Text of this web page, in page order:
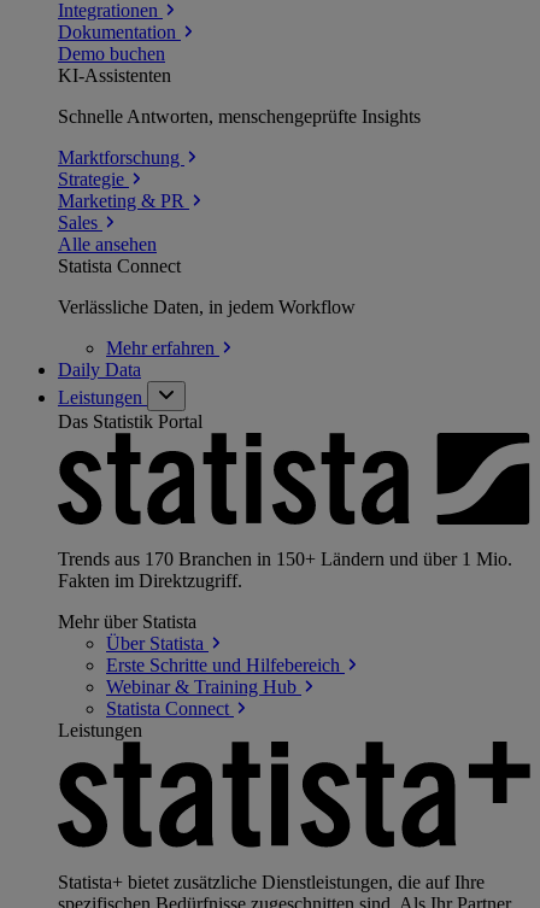
Integrationen
Dokumentation
Demo buchen
KI-Assistenten
Schnelle Antworten, menschengeprüfte Insights
Marktforschung
Strategie
Marketing & PR
Sales
Alle ansehen
Statista Connect
Verlässliche Daten, in jedem Workflow
Mehrerfahren
Daily Data
Leistungen
Das Statistik Portal
Trends aus 170 Branchen in 150+ Ländern und über 1 Mio.
Fakten im Direktzugriff.
Mehr über Statista
Über Statista
Erste Schritte und Hilfebereich
Webinar & Training Hub
Statista Connect
Leistungen
Statista+ bietet zusätzliche Dienstleistungen, die auf Ihre
spezifischen Bedürfnisse zugeschnitten sind. Als Ihr Partner